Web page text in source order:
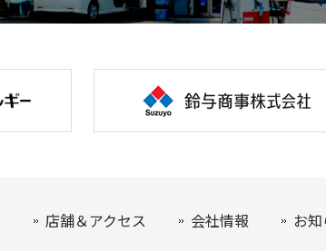
店舗＆アクセス 会社情報 お